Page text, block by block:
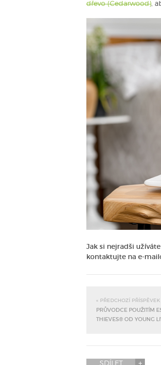
dřevo (Cedarwood),
Jak si nejradši
kontaktujte na e-
« PŘEDCHOZÍ PŘÍSPĚVEK
PRŮVODCE POUŽITÍM
THIEVES® OD YOUNG
SDÍLET